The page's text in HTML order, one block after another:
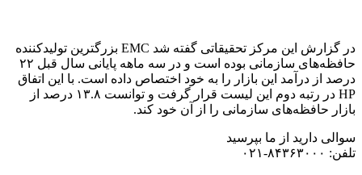
در گزارش این مرکز تحقیقاتی گفته شد EMC بزرگترین تولیدکننده
حافظه‌های سازمانی بوده است و در سه ماهه پایانی سال قبل ۲۲
درصد از درآمد این بازار را به خود اختصاص داده است. با این اتفاق
HP در رتبه دوم این لیست قرار گرفت و توانست ۱۳.۸ درصد از
بازار حافظه‌های سازمانی را از آن خود کند.
سوالی دارید از ما بپرسید
تلفن: ۸۴۳۶۳۰۰۰-۰۲۱